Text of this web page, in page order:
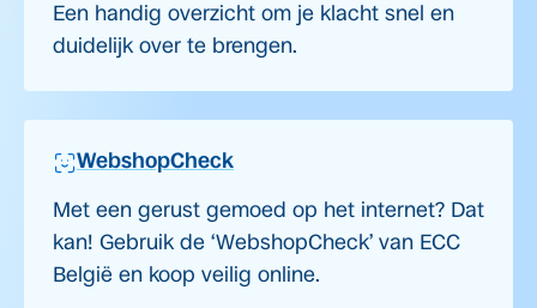
Een handig overzicht om je klacht snel en
duidelijk over te brengen.
WebshopCheck
Met een gerust gemoed op het internet? Dat
kan! Gebruik de ‘WebshopCheck’ van ECC
België en koop veilig online.